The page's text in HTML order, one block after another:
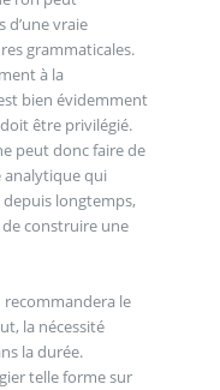
d’une vraie
grammaticales.
à la
bien évidemment
être privilégié.
peut donc faire de
analytique qui
depuis longtemps,
de construire une
recommandera le
la nécessité
la durée.
telle forme sur